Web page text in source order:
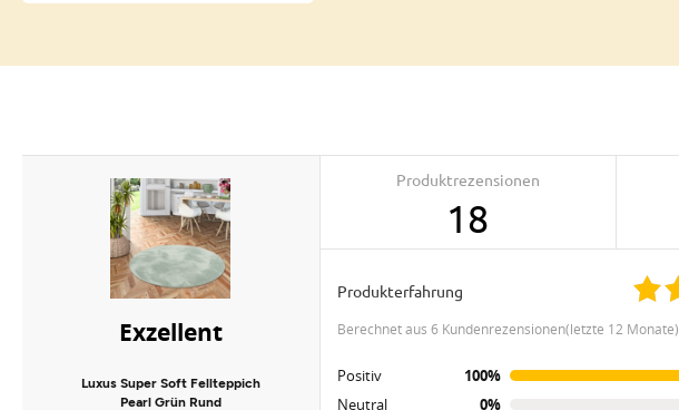
Exzellent
Luxus Super Soft Fellteppich
Pearl Grün Rund
Produktrezensionen
18
Produkterfahrung
berechnet aus 6 Kundenrezensionen(letzte 12 Monate)
Positiv
100%
Neutral
0%